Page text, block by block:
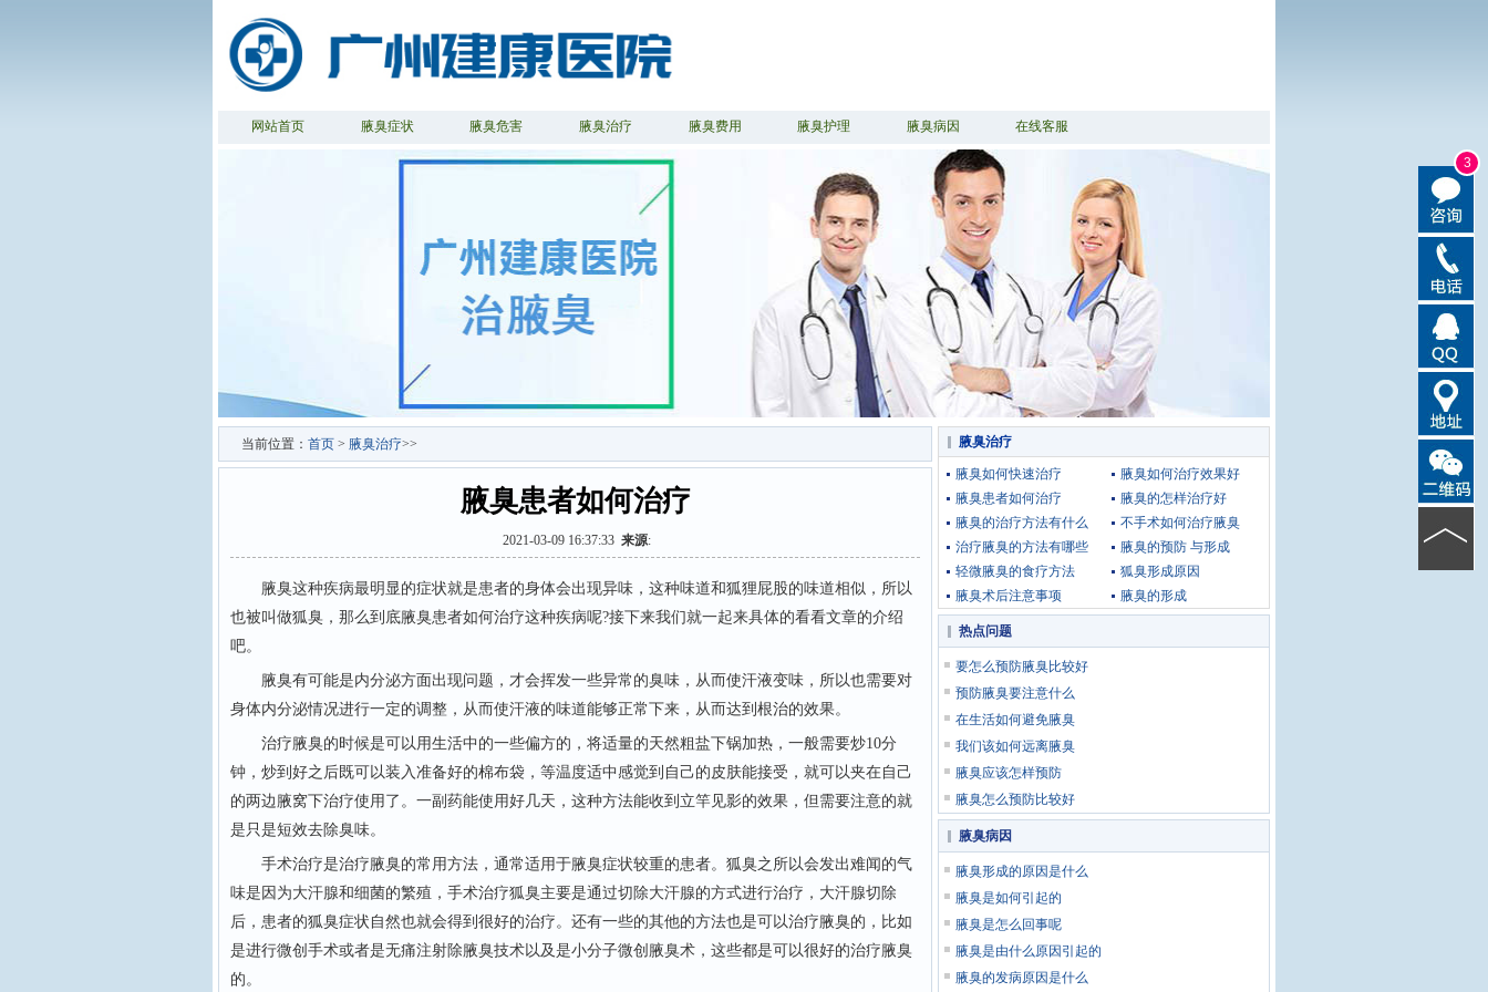
3
网站首页 腋臭症状 腋臭危害 腋臭治疗 腋臭费用 腋臭护理 腋臭病因 在线客服
当前位置： 首页 > 腋臭治疗>>
腋臭患者如何治疗
2021-03-09 16:37:33 来源:
腋臭这种疾病最明显的症状就是患者的身体会出现异味，这种味道和狐狸屁股的味道相似，所以
也被叫做狐臭，那么到底腋臭患者如何治疗这种疾病呢?接下来我们就一起来具体的看看文章的介绍
吧。
腋臭有可能是内分泌方面出现问题，才会挥发一些异常的臭味，从而使汗液变味，所以也需要对
身体内分泌情况进行一定的调整，从而使汗液的味道能够正常下来，从而达到根治的效果。
治疗腋臭的时候是可以用生活中的一些偏方的，将适量的天然粗盐下锅加热，一般需要炒10分
钟，炒到好之后既可以装入准备好的棉布袋，等温度适中感觉到自己的皮肤能接受，就可以夹在自己
的两边腋窝下治疗使用了。一副药能使用好几天，这种方法能收到立竿见影的效果，但需要注意的就
是只是短效去除臭味。
手术治疗是治疗腋臭的常用方法，通常适用于腋臭症状较重的患者。狐臭之所以会发出难闻的气
味是因为大汗腺和细菌的繁殖，手术治疗狐臭主要是通过切除大汗腺的方式进行治疗，大汗腺切除
后，患者的狐臭症状自然也就会得到很好的治疗。还有一些的其他的方法也是可以治疗腋臭的，比如
是进行微创手术或者是无痛注射除腋臭技术以及是小分子微创腋臭术，这些都是可以很好的治疗腋臭
的。
腋臭治疗
腋臭如何快速治疗
腋臭如何治疗效果好
腋臭患者如何治疗
腋臭的怎样治疗好
腋臭的治疗方法有什么
不手术如何治疗腋臭
治疗腋臭的方法有哪些
腋臭的预防 与形成
轻微腋臭的食疗方法
狐臭形成原因
腋臭术后注意事项
腋臭的形成
热点问题
要怎么预防腋臭比较好
预防腋臭要注意什么
在生活如何避免腋臭
我们该如何远离腋臭
腋臭应该怎样预防
腋臭怎么预防比较好
腋臭病因
腋臭形成的原因是什么
腋臭是如何引起的
腋臭是怎么回事呢
腋臭是由什么原因引起的
腋臭的发病原因是什么